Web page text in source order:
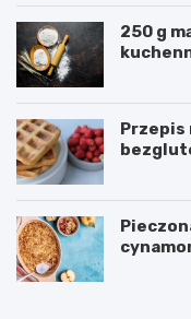
250 g